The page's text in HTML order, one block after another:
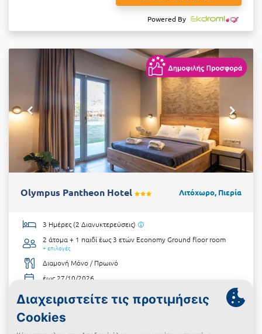
Powered By
Olympus Pantheon Hotel Λιτόχωρο, Πιερία
3 Ημέρες (2 Διανυκτερεύσεις)
2 άτομα + 1 παιδί έως 3 ετών Economy Ground floor room
+ επιλογές
Διαμονή Μόνο / Πρωινό
έως 27/10/2026
Κοντά στην παραλία!
από€173